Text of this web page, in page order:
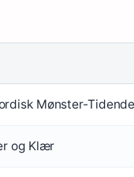
Mønster-
og Klær